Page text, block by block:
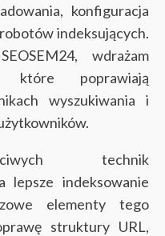
konfiguracja
indeksujących.
wdrażam
które poprawiają
wyszukiwania i
technik
lepsze indeksowanie
elementy tego
struktury URL,